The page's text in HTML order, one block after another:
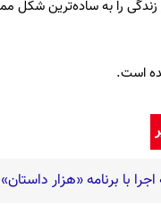
را به ساده‌ترین شکل